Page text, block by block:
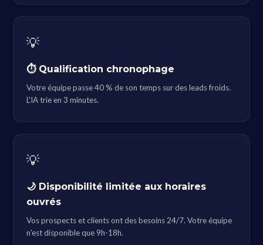
💡
⏱ Qualification chronophage
Votre équipe passe 40 % de son temps sur des leads froids.
L'IA trie en 3 minutes.
💡
🌙 Disponibilité limitée aux horaires
ouvrés
Vos prospects et clients ont des besoins 24/7. Votre équipe
n'est disponible que 9h-18h.